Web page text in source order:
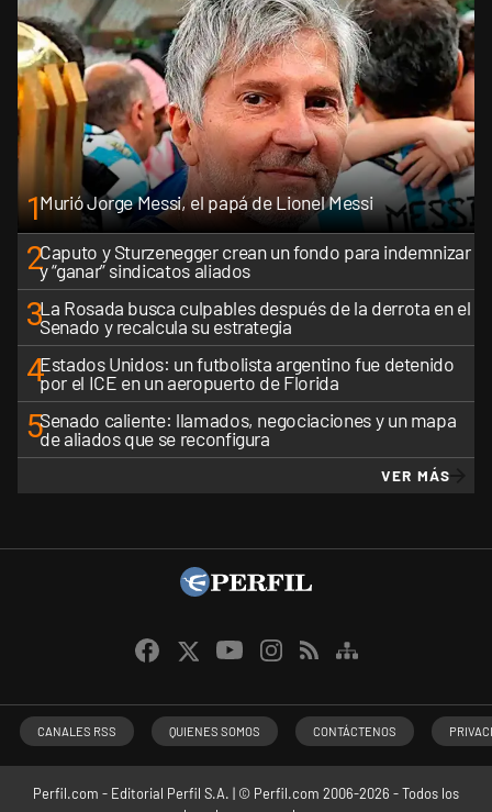
1Murió Jorge Messi, el papá de Lionel Messi
2Caputo y Sturzenegger crean un fondo para indemnizar
y “ganar” sindicatos aliados
3La Rosada busca culpables después de la derrota en el
Senado y recalcula su estrategia
4Estados Unidos: un futbolista argentino fue detenido
por el ICE en un aeropuerto de Florida
5Senado caliente: llamados, negociaciones y un mapa
de aliados que se reconfigura
VER MÁS
CANALES RSS QUIENES SOMOS CONTÁCTENOS
Perfil.com - Editorial Perfil S.A. | © Perfil.com 2006-2026 - Todos los